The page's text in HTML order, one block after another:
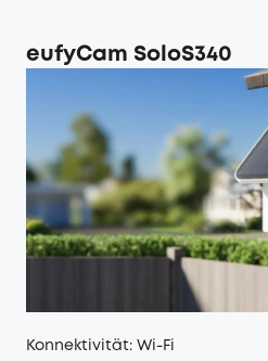
eufyCam SoloS340
Konnektivität: Wi-Fi